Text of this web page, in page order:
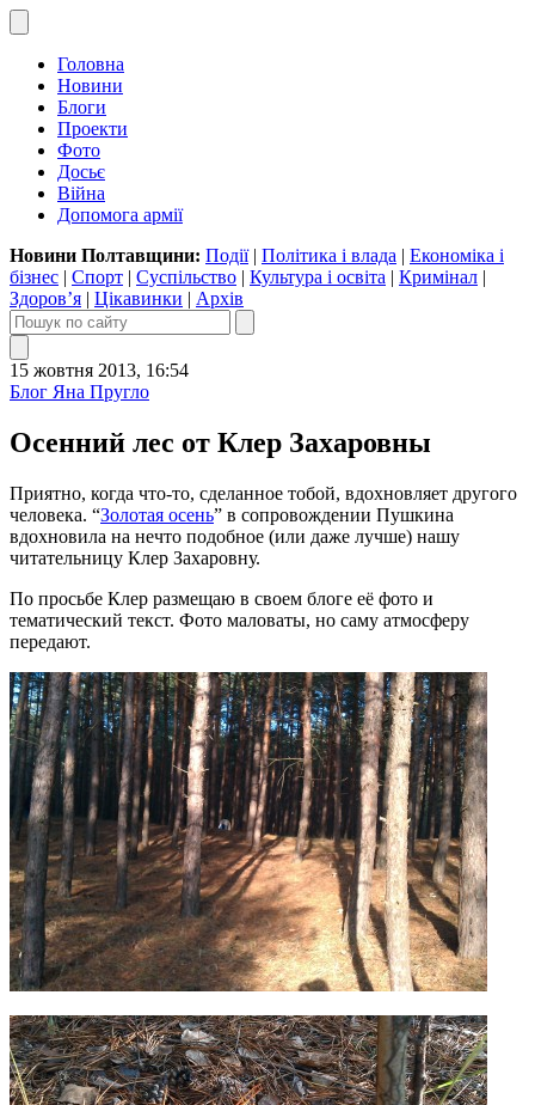
Головна
Новини
Блоги
Проекти
Фото
Досьє
Війна
Допомога армії
Новини Полтавщини: Події| Політика і влада | Економіка і
бізнес | Спорт | Суспільство | Культура і освіта | Кримінал |
Здоров’я | Цікавинки | Архів
15 жовтня 2013, 16:54
Блог Яна Пругло
Осенний лес от Клер Захаровны
Приятно, когда что-то, сделанное тобой, вдохновляет другого
человека. “Золотая осень” в сопровождении Пушкина
вдохновила на нечто подобное (или даже лучше) нашу
читательницу Клер Захаровну.
По просьбе Клер размещаю в своем блоге её фото и
тематический текст. Фото маловаты, но саму атмосферу
передают.